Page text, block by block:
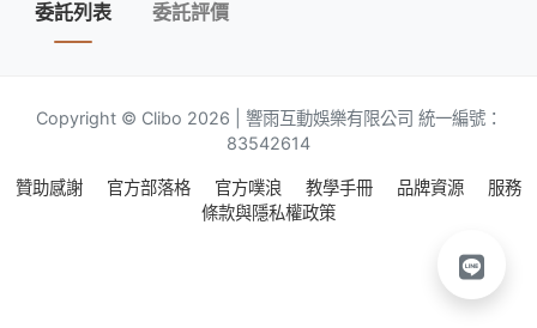
委託列表 委託評價
Copyright © Clibo 2026 | 響雨互動娛樂有限公司 統一編號：
83542614
贊助感謝 官方部落格 官方噗浪 教學手冊 品牌資源
服務
條款與隱私權政策